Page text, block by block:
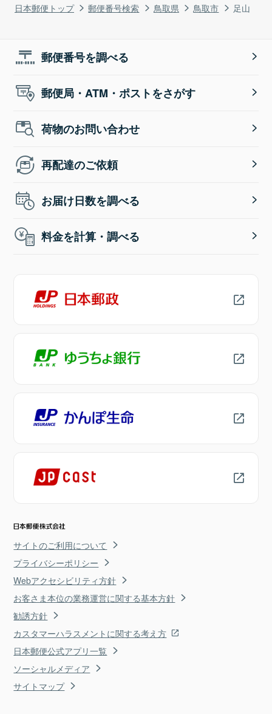
日本郵便トップ 郵便番号検索 鳥取県 鳥取市 足山
郵便番号を調べる
郵便局・ATM・ポストをさがす
荷物のお問い合わせ
再配達のご依頼
お届け日数を調べる
料金を計算・調べる
サイトのご利用について
プライバシーポリシー
Webアクセシビリティ方針
お客さま本位の業務運営に関する基本方針
勧誘方針
カスタマーハラスメントに関する考え方
日本郵便公式アプリ一覧
ソーシャルメディア
サイトマップ